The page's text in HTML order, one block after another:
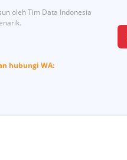
oleh Tim Data Indonesia
hubungi WA: